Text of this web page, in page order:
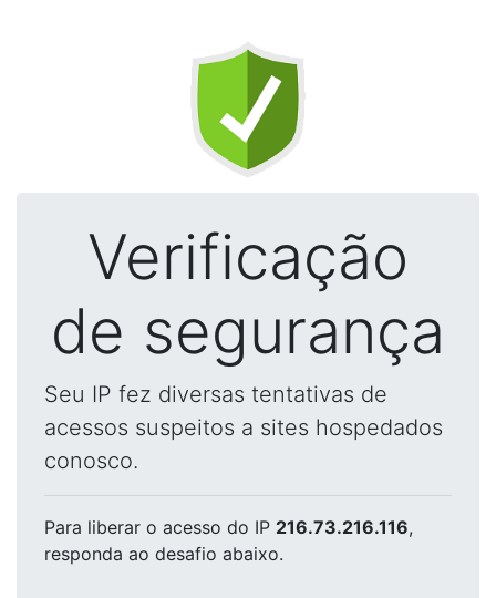
Verificação
de segurança
Seu IP fez diversas tentativas de
acessos suspeitos a sites hospedados
conosco.
Para liberar o acesso do IP 216.73.216.116,
responda ao desafio abaixo.